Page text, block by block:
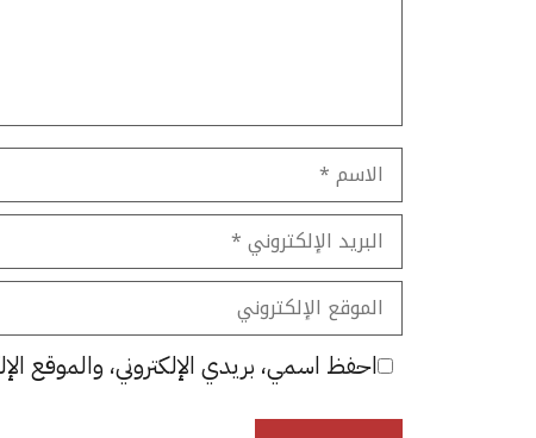
الاسم
البريد
الإلكتروني
الموقع
الإلكتروني
احفظ اسمي، بريدي الإلكتروني، والموقع